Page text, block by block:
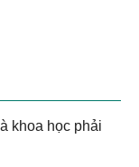
khoa học phải